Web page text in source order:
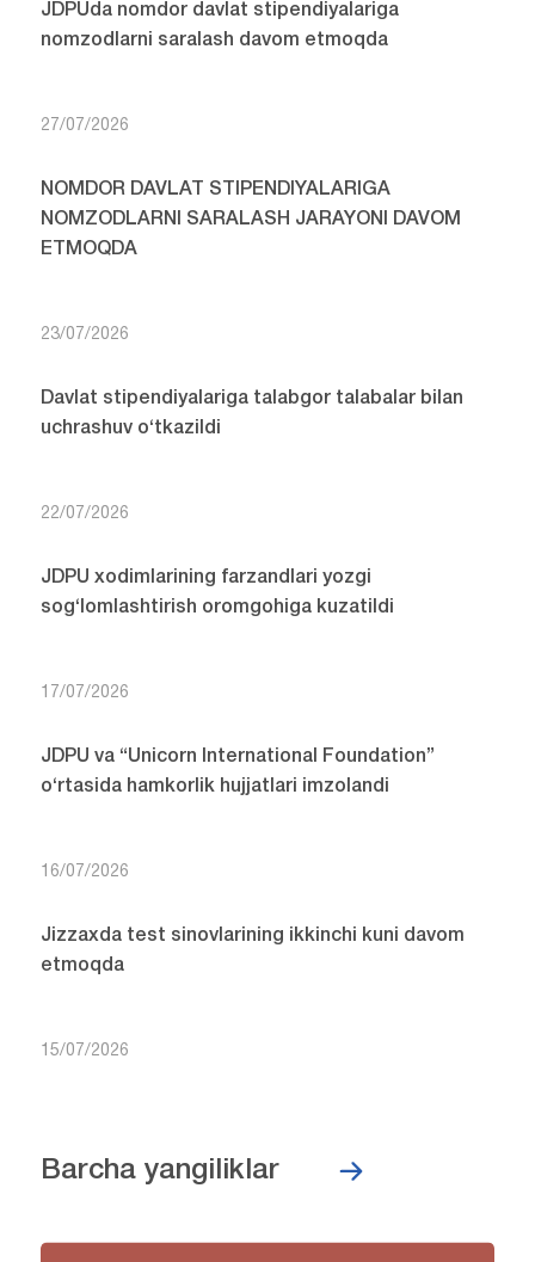
JDPUda nomdor davlat stipendiyalariga
nomzodlarni saralash davom etmoqda
27/07/2026
NOMDOR DAVLAT STIPENDIYALARIGA
NOMZODLARNI SARALASH JARAYONI DAVOM
ETMOQDA
23/07/2026
Davlat stipendiyalariga talabgor talabalar bilan
uchrashuv o‘tkazildi
22/07/2026
JDPU xodimlarining farzandlari yozgi
sog‘lomlashtirish oromgohiga kuzatildi
17/07/2026
JDPU va “Unicorn International Foundation”
o‘rtasida hamkorlik hujjatlari imzolandi
16/07/2026
Jizzaxda test sinovlarining ikkinchi kuni davom
etmoqda
15/07/2026
Barcha yangiliklar